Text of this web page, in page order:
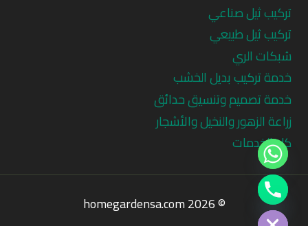
تركيب ثيل صناعي
تركيب ثيل طبيعي
شبكات الري
خدمة تركيب بديل الخشب
خدمة تصميم وتنسيق حدائق
زراعة الزهور والنخيل والأشجار
كل الخدمات
© 2026 homegardensa.com Hide